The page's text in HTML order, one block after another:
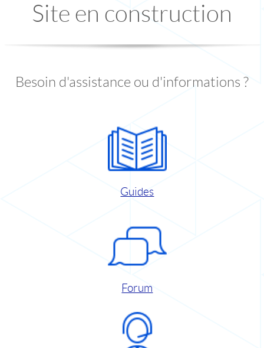
Site en construction
Besoin d'assistance ou d'informations ?
Guides
Forum